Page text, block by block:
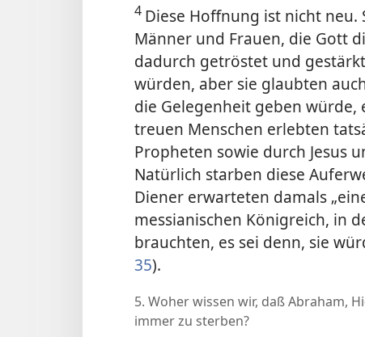
4 Diese Hoffnung ist nicht neu.
Männer und Frauen, die Gott
dadurch getröstet und
würden, aber sie glaubten
die Gelegenheit geben würde,
treuen Menschen erlebten
Propheten sowie durch Jesus
Natürlich starben diese
Diener erwarteten damals
messianischen Königreich, in
brauchten, es sei denn, sie
35).
5. Woher wissen wir, daß Abraham,
immer zu sterben?